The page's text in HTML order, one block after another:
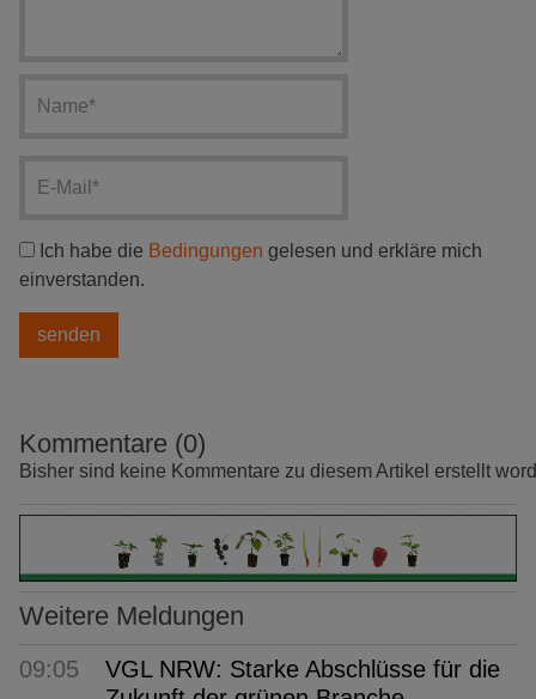
Ich habe die Bedingungen gelesen und erkläre mich
einverstanden.
Kommentare (0)
Bisher sind keine Kommentare zu diesem Artikel erstellt
Weitere Meldungen
09:05
VGL NRW: Starke Abschlüsse für die